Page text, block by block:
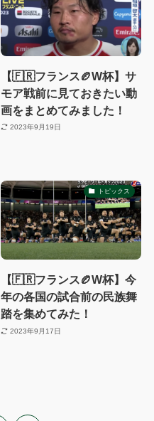
【🇫🇷フランス🏉W杯】サ
モア戦前に見ておきたい動
画をまとめてみました！
2023年9月19日
トピックス
【🇫🇷フランス🏉W杯】今
年の各国の試合前の民族舞
踏を集めてみた！
2023年9月17日